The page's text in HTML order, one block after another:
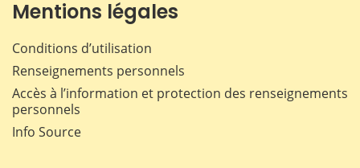
Mentions légales
Conditions d’utilisation
Renseignements personnels
Accès à l’information et protection des renseignements
personnels
Info Source